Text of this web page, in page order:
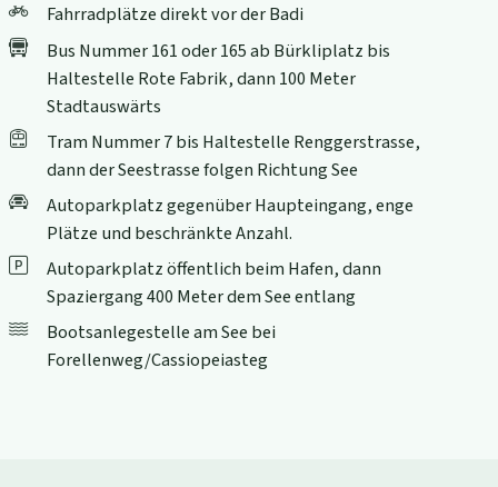
Fahrradplätze direkt vor der Badi
Bus Nummer 161 oder 165 ab Bürkliplatz bis
Haltestelle Rote Fabrik, dann 100 Meter
Stadtauswärts
Tram Nummer 7 bis Haltestelle Renggerstrasse,
dann der Seestrasse folgen Richtung See
Autoparkplatz gegenüber Haupteingang, enge
Plätze und beschränkte Anzahl.
Autoparkplatz öffentlich beim Hafen, dann
Spaziergang 400 Meter dem See entlang
Bootsanlegestelle am See bei
Forellenweg/Cassiopeiasteg